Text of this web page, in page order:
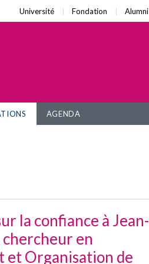
Université Fondation Alumni
AGENDA
la confiance à Jean-
chercheur en
et Organisation de